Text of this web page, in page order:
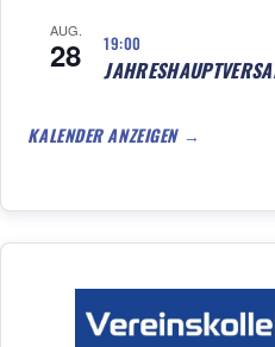
AUG.
28 19:00
KALENDER ANZEIGEN